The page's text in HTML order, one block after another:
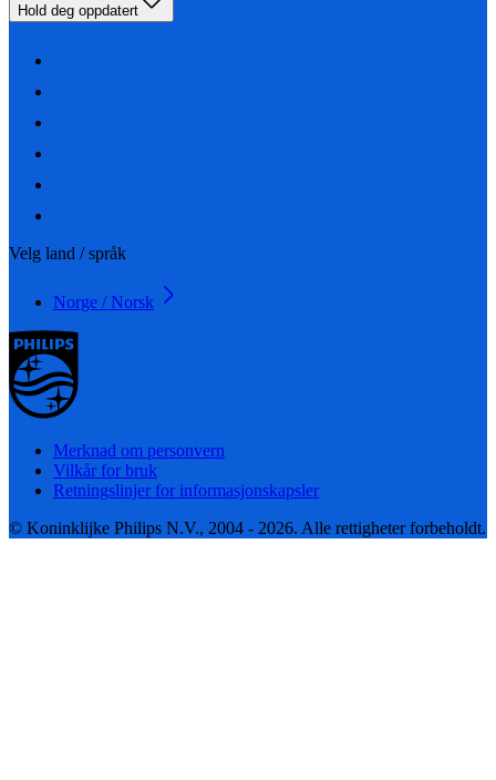
Hold deg oppdatert
Velg land / språk
Norge / Norsk
Merknad om personvern
Vilkår for bruk
Retningslinjer for informasjonskapsler
© Koninklijke Philips N.V., 2004 - 2026. Alle rettigheter forbeholdt.